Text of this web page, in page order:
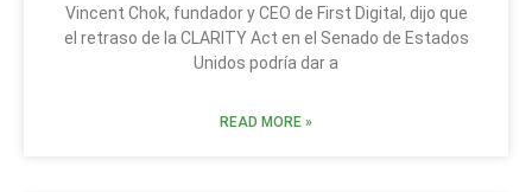
Vincent Chok, fundador y CEO de First Digital, dijo que
el retraso de la CLARITY Act en el Senado de Estados
Unidos podría dar a
READ MORE »